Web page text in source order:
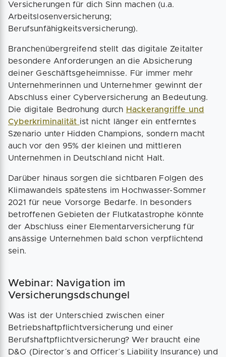
Versicherungen für dich Sinn machen (u.a.
Arbeitslosenversicherung;
Berufsunfähigkeitsversicherung).
Branchenübergreifend stellt das digitale Zeitalter
besondere Anforderungen an die Absicherung
deiner Geschäftsgeheimnisse. Für immer mehr
Unternehmerinnen und Unternehmer gewinnt der
Abschluss einer Cyberversicherung an Bedeutung.
Die digitale Bedrohung durch Hackerangriffe und
Cyberkriminalität ist nicht länger ein entferntes
Szenario unter Hidden Champions, sondern macht
auch vor den 95% der kleinen und mittleren
Unternehmen in Deutschland nicht Halt.
Darüber hinaus sorgen die sichtbaren Folgen des
Klimawandels spätestens im Hochwasser-Sommer
2021 für neue Vorsorge Bedarfe. In besonders
betroffenen Gebieten der Flutkatastrophe könnte
der Abschluss einer Elementarversicherung für
ansässige Unternehmen bald schon verpflichtend
sein.
Webinar: Navigation im
Versicherungsdschungel
Was ist der Unterschied zwischen einer
Betriebshaftpflichtversicherung und einer
Berufshaftpflichtversicherung? Wer braucht eine
D&O (Director´s and Officer´s Liability Insurance) und